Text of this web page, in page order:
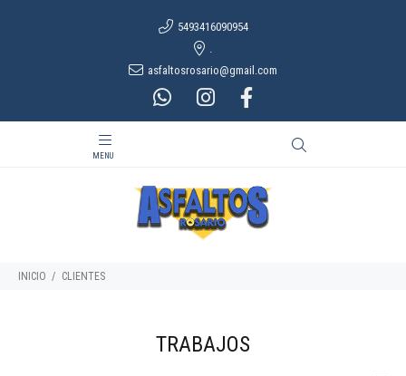
5493416090954
.
asfaltosrosario@gmail.com
INICIO CLIENTES